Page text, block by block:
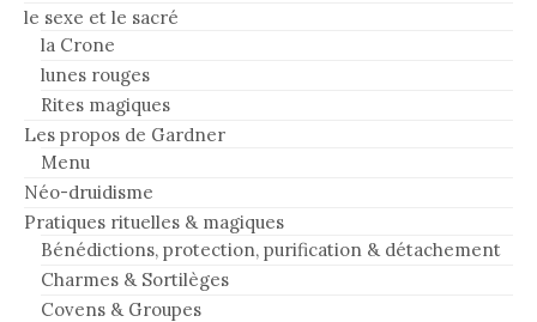
le sexe et le sacré
la Crone
lunes rouges
Rites magiques
Les propos de Gardner
Menu
Néo-druidisme
Pratiques rituelles & magiques
Bénédictions, protection, purification & détachement
Charmes & Sortilèges
Covens & Groupes